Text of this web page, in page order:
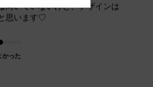
向いていないけど、デザインは
思います♡
かった